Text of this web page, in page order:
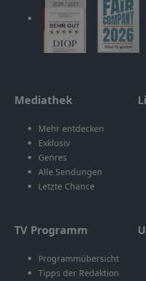
Mediathek
Mehr entdecken
Exklusiv
Genres
Alle Sendungen
Letzte Chance
TV Programm
Programmübersicht
Tipps der Redaktion